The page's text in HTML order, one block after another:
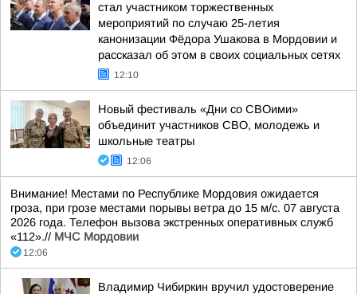
стал участником торжественных
мероприятий по случаю 25-летия
канонизации Фёдора Ушакова в Мордовии и
рассказал об этом в своих социальных сетях
12:10
Новый фестиваль «Дни со СВОими»
объединит участников СВО, молодежь и
школьные театры
12:06
Внимание! Местами по Республике Мордовия ожидается
гроза, при грозе местами порывы ветра до 15 м/с. 07 августа
2026 года. Телефон вызова экстренных оперативных служб
«112».// МЧС Мордовии
12:06
Владимир Чибиркин вручил удостоверение